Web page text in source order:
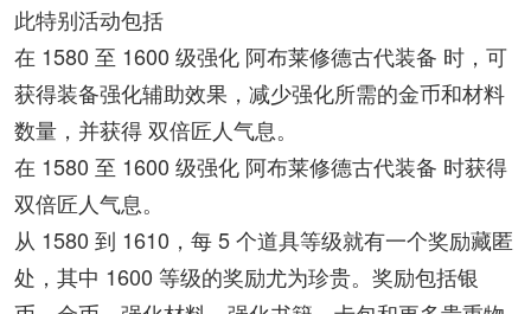
此特别活动包括
在 1580 至 1600 级强化 阿布莱修德古代装备 时，可
获得装备强化辅助效果，减少强化所需的金币和材料
数量，并获得 双倍匠人气息。
在 1580 至 1600 级强化 阿布莱修德古代装备 时获得
双倍匠人气息。
从 1580 到 1610，每 5 个道具等级就有一个奖励藏匿
处，其中 1600 等级的奖励尤为珍贵。奖励包括银